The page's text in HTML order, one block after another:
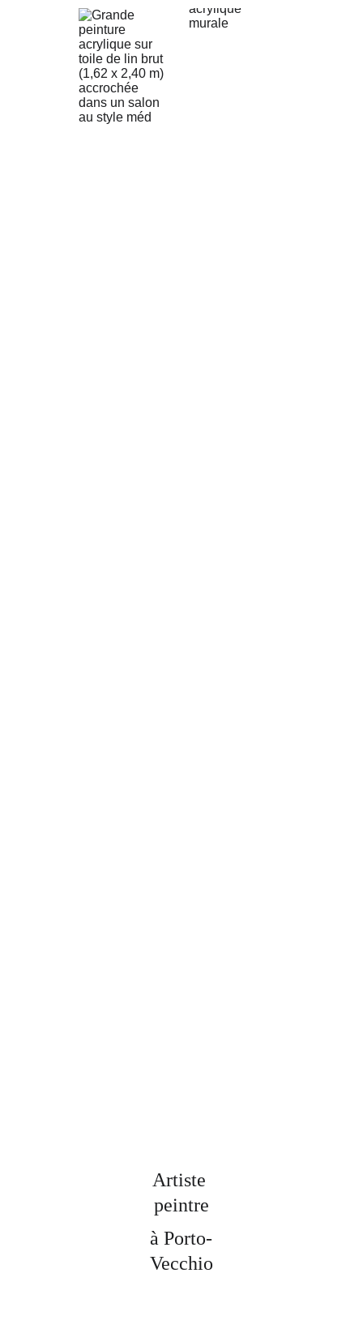
Artiste
peintre
à Porto-
Vecchio